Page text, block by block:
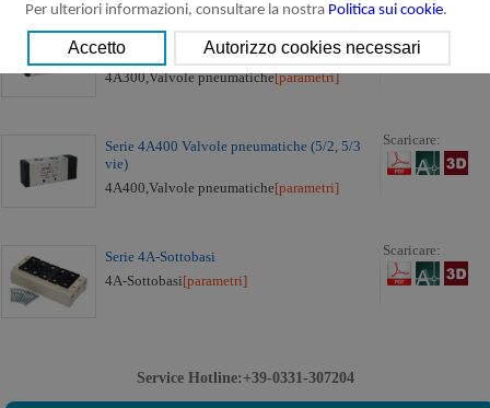
Serie 4A300 Valvole pneumatiche (5/2, 5/3
vie)
4A300,Valvole pneumatiche[parametri]
Scaricare:
Serie 4A400 Valvole pneumatiche (5/2, 5/3
vie)
4A400,Valvole pneumatiche[parametri]
Scaricare:
Serie 4A-Sottobasi
4A-Sottobasi[parametri]
Scaricare:
Per ulteriori informazioni, consultare la nostra Politica sui cookie.
Service Hotline:+39-0331-307204